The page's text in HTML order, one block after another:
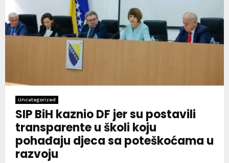
Uncategorized
SIP BiH kaznio DF jer su postavili
transparente u školi koju
pohađaju djeca sa poteškoćama u
razvoju